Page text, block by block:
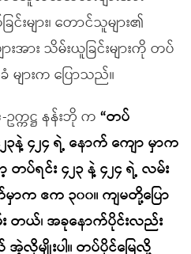
င်းများ၊ တောင်သူများ၏
းအား သိမ်းယူခြင်းများကို တပ်
ားက ပြောသည်။
ကဋ္ဌ နန်းဘို က “တပ်
နဲ့ ၄၂၄ ရဲ့ နောက် ကျော မှာက
ပ်ရင်း ၄၂၃ နဲ့ ၄၂၄ ရဲ့ လမ်း
က ဧက ၃၀၀။ ကျမတို့ပြော
တယ်၊ အခုနောက်ပိုင်းလည်း
မျိုးပါ။ တပ်ပိုင်မြေလို့